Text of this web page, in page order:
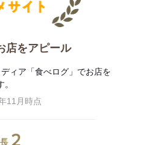
店をアピール
ィア「食べログ」でお店を
11月時点